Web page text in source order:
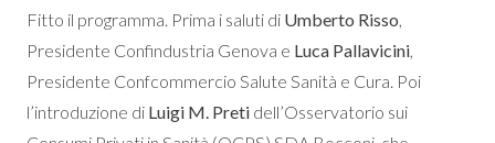
Fitto il programma. Prima i saluti di Umberto Risso,
Presidente Confindustria Genova e Luca Pallavicini,
Presidente Confcommercio Salute Sanità e Cura. Poi
l’introduzione di Luigi M. Preti dell’Osservatorio sui